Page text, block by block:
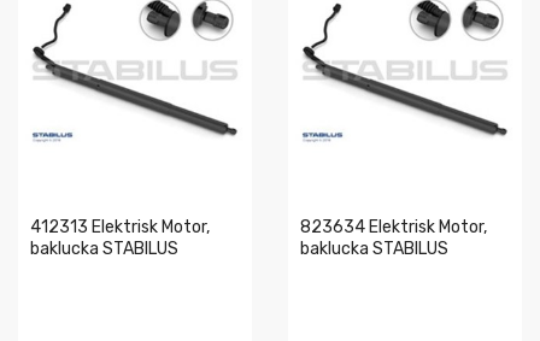
412313 Elektrisk Motor,
baklucka STABILUS
823634 Elektrisk Motor,
baklucka STABILUS